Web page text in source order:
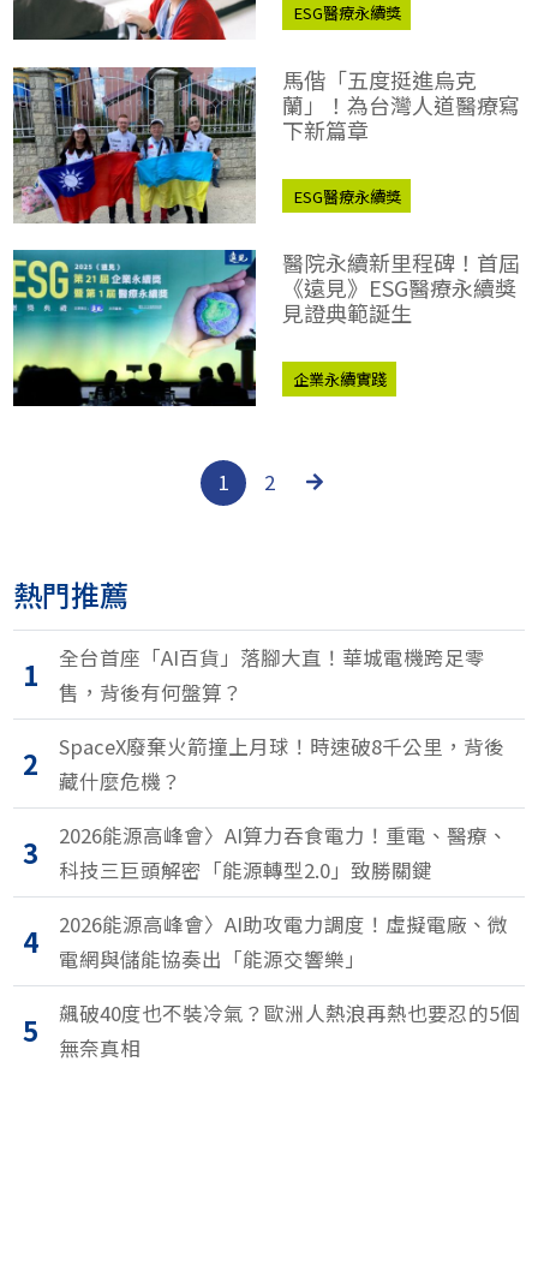
ESG醫療永續獎
馬偕「五度挺進烏克
蘭」！為台灣人道醫療寫
下新篇章
ESG醫療永續獎
醫院永續新里程碑！首屆
《遠見》ESG醫療永續獎
見證典範誕生
企業永續實踐
1 2
熱門推薦
1
全台首座「AI百貨」落腳大直！華城電機跨足零
售，背後有何盤算？
2
SpaceX廢棄火箭撞上月球！時速破8千公里，背後
藏什麼危機？
3
2026能源高峰會〉AI算力吞食電力！重電、醫療、
科技三巨頭解密「能源轉型2.0」致勝關鍵
4
2026能源高峰會〉AI助攻電力調度！虛擬電廠、微
電網與儲能協奏出「能源交響樂」
5
飆破40度也不裝冷氣？歐洲人熱浪再熱也要忍的5個
無奈真相